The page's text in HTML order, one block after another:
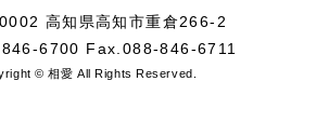
高知県高知市重倉266-2
6700 Fax.088-846-6711
© 相愛 All Rights Reserved.